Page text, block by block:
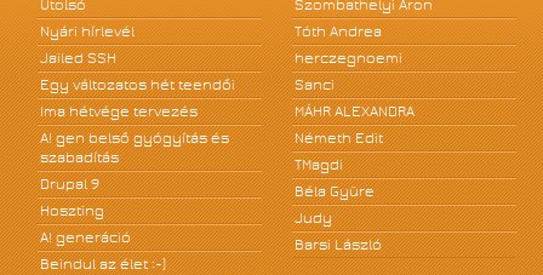
Utolsó
Nyári hírlevél
Jailed SSH
Egy változatos hét teendői
Ima hétvége tervezés
A! gen belső gyógyítás és
szabadítás
Drupal 9
Hoszting
A! generáció
Beindul az élet :-)
Szombathelyi Áron
Tóth Andrea
herczegnoemi
Sanci
MÁHR ALEXANDRA
Németh Edit
TMagdi
Béla Gyüre
Judy
Barsi László